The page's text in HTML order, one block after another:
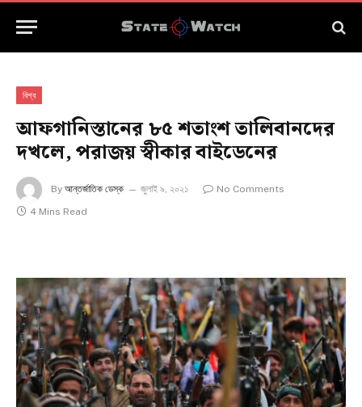
বিশ্ব
আফগানিস্তানের ৮৫ শতাংশ তালিবানদের
দখলে, পরাজয় স্বীকার বাইডেনের
By আন্তর্জাতিক ডেস্ক জুলাই ৯, ২০২১
No Comments
4 Mins Read